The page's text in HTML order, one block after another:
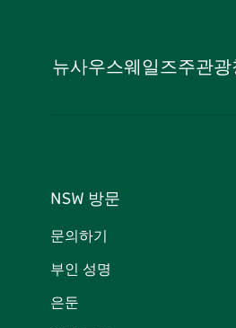
뉴사우스웨일즈주관
NSW 방문
문의하기
부인 성명
은둔